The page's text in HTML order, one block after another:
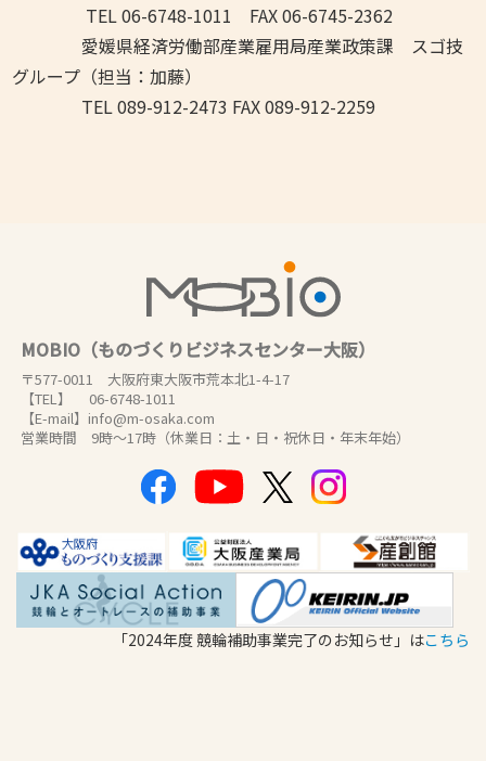
TEL 06-6748-1011 FAX 06-6745-2362
愛媛県経済労働部産業雇用局産業政策課 スゴ技
グループ（担当：加藤）
TEL 089-912-2473 FAX 089-912-2259
MOBIO（ものづくりビジネスセンター大阪）
〒577-0011 大阪府東大阪市荒本北1-4-17
【TEL】 06-6748-1011
【E-mail】info@m-osaka.com
営業時間 9時～17時（休業日：土・日・祝休日・年末年始）
「2024年度 競輪補助事業完了のお知らせ」はこちら